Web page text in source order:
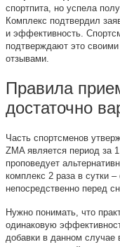
спортпита, но успела
Комплекс подтвердил
и эффективность.
подтверждают это
отзывами.
Правила
достаточно
Часть спортсменов
ZMA является период за
проповедует
комплекс 2 раза в сутки
непосредственно перед
Нужно понимать, что
одинаковую
добавки в данном случае